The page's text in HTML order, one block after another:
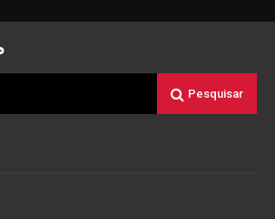
Pesquisar